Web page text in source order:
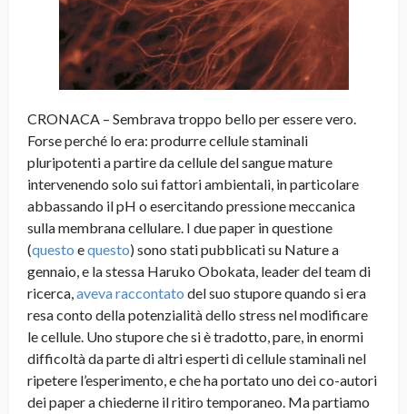
CRONACA – Sembrava troppo bello per essere vero.
Forse perché lo era: produrre cellule staminali
pluripotenti a partire da cellule del sangue mature
intervenendo solo sui fattori ambientali, in particolare
abbassando il pH o esercitando pressione meccanica
sulla membrana cellulare. I due paper in questione
(questo equesto) sono stati pubblicati su Nature a
gennaio, e la stessa Haruko Obokata, leader del team di
ricerca,aveva raccontato del suo stupore quando si era
resa conto della potenzialità dello stress nel modificare
le cellule. Uno stupore che si è tradotto, pare, in enormi
difficoltà da parte di altri esperti di cellule staminali nel
ripetere l’esperimento, e che ha portato uno dei co-autori
dei paper a chiederne il ritiro temporaneo. Ma partiamo